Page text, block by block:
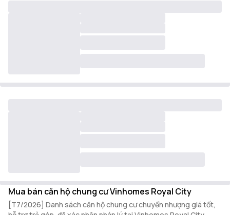
Mua bán căn hộ chung cư Vinhomes Royal City
[T7/2026] Danh sách căn hộ chung cư chuyển nhượng giá tốt,